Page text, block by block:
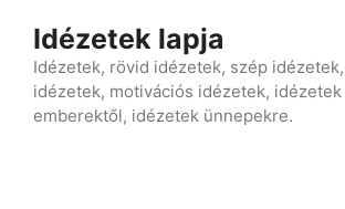
tartalomba
Idézetek lapja
Idézetek, rövid idézetek, szép
idézetek, motivációs idézetek,
emberektől, idézetek ünnepekre.